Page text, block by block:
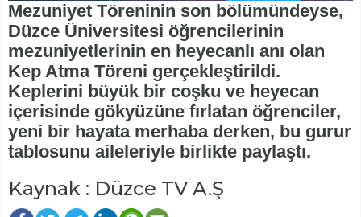
Mezuniyet Töreninin son bölümündeyse,
Düzce Üniversitesi öğrencilerinin
mezuniyetlerinin en heyecanlı anı olan
Kep Atma Töreni gerçekleştirildi.
Keplerini büyük bir coşku ve heyecan
içerisinde gökyüzüne fırlatan öğrenciler,
yeni bir hayata merhaba derken, bu gurur
tablosunu aileleriyle birlikte paylaştı.
Kaynak : Düzce TV A.Ş